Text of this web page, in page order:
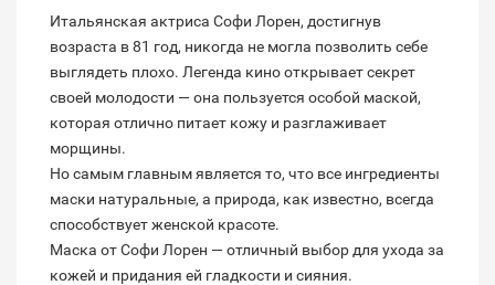
Итальянская актриса Софи Лорен, достигнув
возраста в 81 год, никогда не могла позволить себе
выглядеть плохо. Легенда кино открывает секрет
своей молодости — она пользуется особой маской,
которая отлично питает кожу и разглаживает
морщины.
Но самым главным является то, что все ингредиенты
маски натуральные, а природа, как известно, всегда
способствует женской красоте.
Маска от Софи Лорен — отличный выбор для ухода за
кожей и придания ей гладкости и сияния.